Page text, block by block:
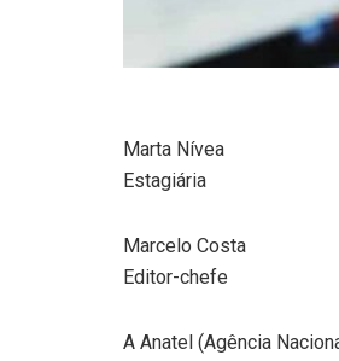
Marta Nívea
Estagiária
Marcelo Costa
Editor-chefe
A Anatel (Agência